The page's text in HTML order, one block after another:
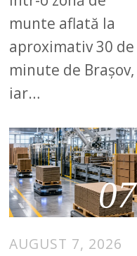
munte aflată la
aproximativ 30 de
minute de Brașov,
iar…
07
AUGUST 7, 2026